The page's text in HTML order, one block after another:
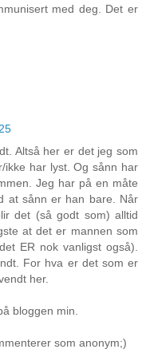
med deg. Det er
Altså her er det jeg som
har lyst. Og sånn har
Jeg har på en måte
at sånn er han bare. Når
det (så godt som) alltid
at det er mannen som
ER nok vanligst også).
For hva er det som er
her.
bloggen min.
som anonym;)